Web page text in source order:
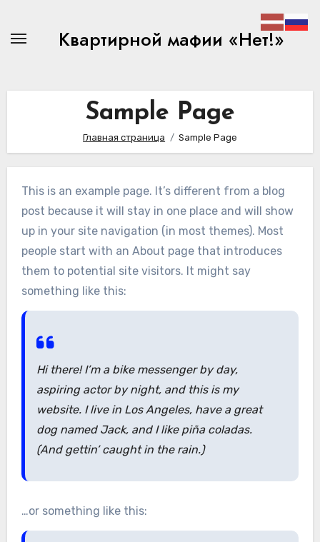
содержимомуКвартирной мафии «Нет!»
Sample Page
Главная страница Sample Page
This is an example page. It’s different from a blog
post because it will stay in one place and will show
up in your site navigation (in most themes). Most
people start with an About page that introduces
them to potential site visitors. It might say
something like this:
Hi there! I’m a bike messenger by day,
aspiring actor by night, and this is my
website. I live in Los Angeles, have a great
dog named Jack, and I like piña coladas.
(And gettin’ caught in the rain.)
…or something like this: